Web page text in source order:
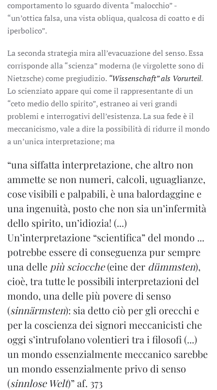
comportamento lo sguardo diventa “malocchio” -
“un’ottica falsa, una vista obliqua, qualcosa di coatto e di
iperbolico”.
La seconda strategia mira all’evacuazione del senso. Essa
corrisponde alla “scienza” moderna (le virgolette sono di
Nietzsche) come pregiudizio. “Wissenschaft” als Vorurteil.
Lo scienziato appare qui come il rappresentante di un
“ceto medio dello spirito”, estraneo ai veri grandi
problemi e interrogativi dell’esistenza. La sua fede è il
meccanicismo, vale a dire la possibilità di ridurre il mondo
a un’unica interpretazione; ma
“una siffatta interpretazione, che altro non
ammette se non numeri, calcoli, uguaglianze,
cose visibili e palpabili, è una balordaggine e
una ingenuità, posto che non sia un’infermità
dello spirito, un’idiozia! (...)
Un’interpretazione “scientifica” del mondo ...
potrebbe essere di conseguenza pur sempre
una delle più sciocche(eine der dümmsten),
cioè, tra tutte le possibili interpretazioni del
mondo, una delle più povere di senso
(sinnärmsten): sia detto ciò per gli orecchi e
per la coscienza dei signori meccanicisti che
oggi s’intrufolano volentieri tra i filosofi (...)
un mondo essenzialmente meccanico sarebbe
un mondo essenzialmente privo di senso
(sinnlose Welt)” af. 373